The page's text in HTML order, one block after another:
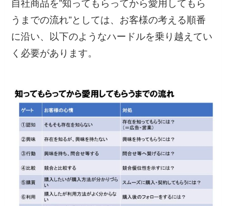
自社商品を”知ってもらってから愛用してもら
うまでの流れ”としては、お客様の考える順番
に沿い、以下のようなハードルを乗り越えてい
く必要があります。